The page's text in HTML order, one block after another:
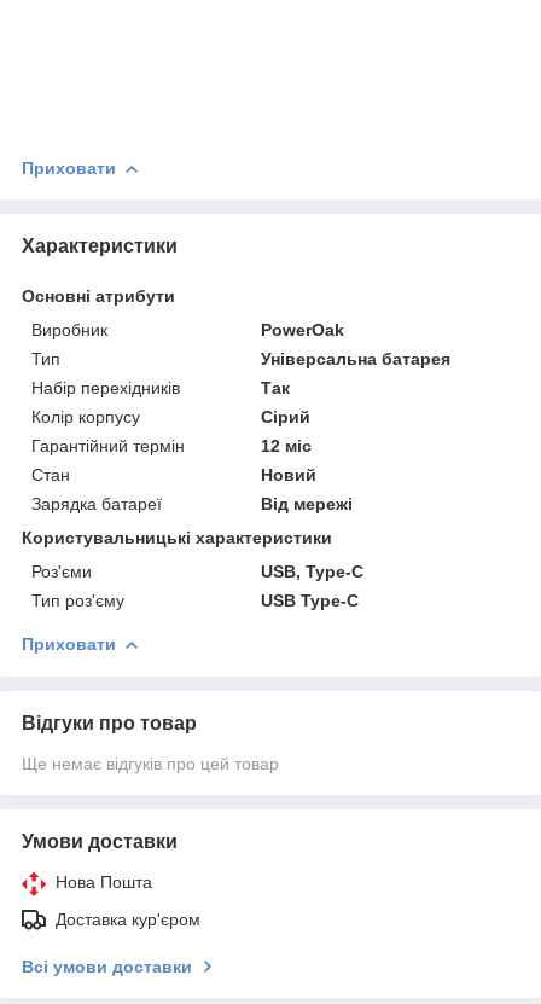
Приховати
Характеристики
Основні атрибути
Виробник
PowerOak
Тип
Універсальна батарея
Набір перехідників
Так
Колір корпусу
Сірий
Гарантійний термін
12 міс
Стан
Новий
Зарядка батареї
Від мережі
Користувальницькі характеристики
Роз'єми
USB, Type-C
Тип роз'єму
USB Type-C
Приховати
Відгуки про товар
Ще немає відгуків про цей товар
Умови доставки
Нова Пошта
Доставка кур'єром
Всі умови доставки